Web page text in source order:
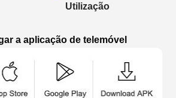
Utilização
a aplicação de telemóvel